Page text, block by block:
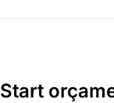
Start